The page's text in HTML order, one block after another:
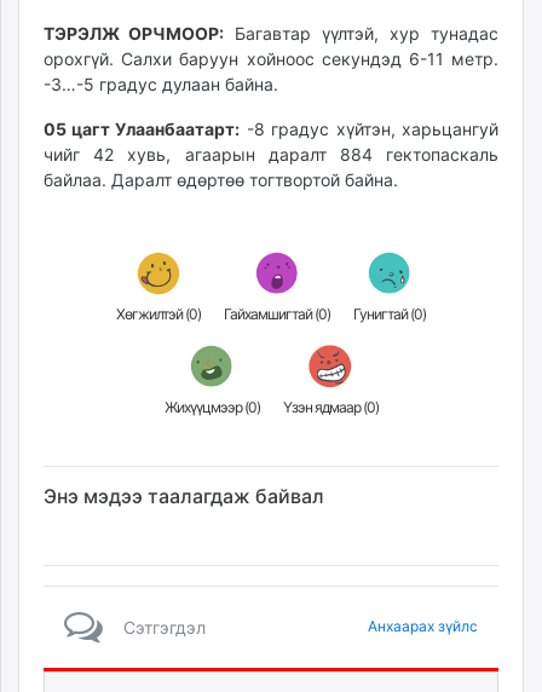
unuudur.mn
isee.mn
fact.mn
itoim.mn
tvmongolia.mn
paparazzi.mn
unread.today
ТЭРЭЛЖ ОРЧМООР: Багавтар үүлтэй, хур тунадас
орохгүй. Салхи баруун хойноос секундэд 6-11 метр.
-3…-5 градус дулаан байна.
05 цагт Улаанбаатарт: -8 градус хүйтэн, харьцангуй
чийг 42 хувь, агаарын даралт 884 гектопаскаль
байлаа. Даралт өдөртөө тогтвортой байна.
Хөгжилтэй (0) Гайхамшигтай (0) Гунигтай (0)
Жихүүцмээр (0) Үзэн ядмаар (0)
Энэ мэдээ таалагдаж байвал
Сэтгэгдэл Анхаарах зүйлс